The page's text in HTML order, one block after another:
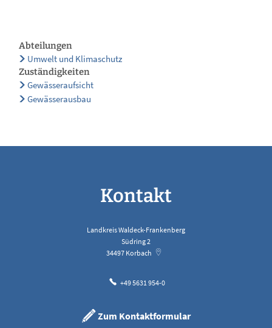
Abteilungen
Umwelt und Klimaschutz
Zuständigkeiten
Gewässeraufsicht
Gewässerausbau
Kontakt
Landkreis Waldeck-Frankenberg
Südring 2
34497 Korbach
+49 5631 954-0
Zum Kontaktformular